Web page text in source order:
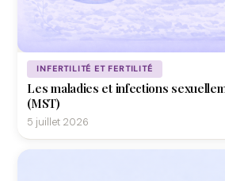
INFERTILITÉ ET FERTILITÉ
Les maladies et infections
(MST)
5 juillet 2026